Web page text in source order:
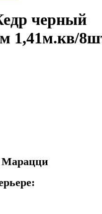
черный
1,41м.кв/
Марацци